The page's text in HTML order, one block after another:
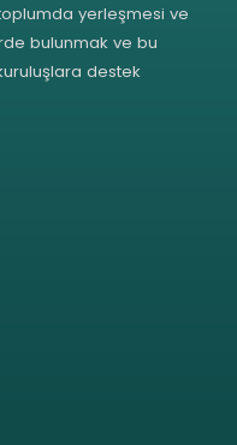
yerleşmesi ve
bulunmak ve bu
destek